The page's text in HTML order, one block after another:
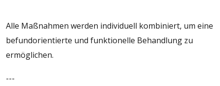
Alle Maßnahmen werden individuell kombiniert, um eine
befundorientierte und funktionelle Behandlung zu
ermöglichen.
---